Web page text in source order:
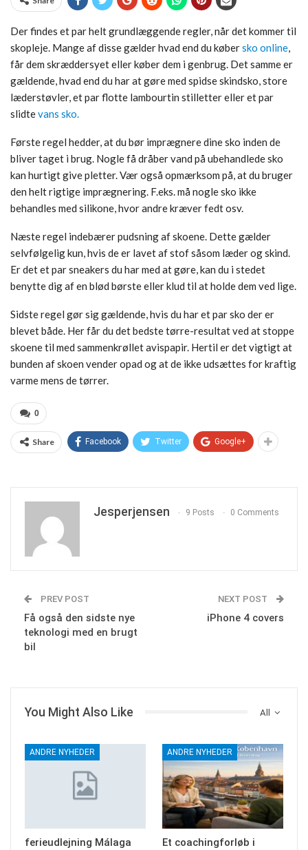
Der findes et par helt grundlæggende regler, når det kommer til
skopleje. Mange af disse gælder hvad end du købersko online,
får dem skræddersyet eller køber dem i genbrug. Det samme er
gældende, hvad end du har at gøre med spidse skindsko, store
læderstøvler, et par flotte lambourtin stilletter eller et par
slidtevans sko.
Første regel hedder, at du bør imprægnere dine sko inden de
bliver taget i brug. Nogle få dråber vand på ubehandlede sko
kan hurtigt give pletter. Vær også opmærksom på, at du bruger
den helt rigtige imprægnering. F.eks. må nogle sko ikke
behandles med silikone, hvor andre kræver fedt osv.
Næste regel indebærer pudsning af skoene. Dette gælder
selvfølgelig kun, hvis de er lavet af stof såsom læder og skind.
Er det et par sneakers du har med at gøre, kan du i stedet
benytte dig af en blød børste eller klud til at holde dem ved lige.
Sidste regel gør sig gældende, hvis du har et par sko der er
blevet både. Her får du det bedste tørre-resultat ved at stoppe
skoene til med sammenkrøllet avispapir. Hertil er det vigtigt at
bunden af skoen vender opad og at de ikke udsættes for kraftig
varme mens de tørrer.
0
Share Facebook Twitter Google+
Jesperjensen 9 Posts 0 Comments
PREV POST
Få også den sidste nye
teknologi med en brugt
bil
NEXT POST
iPhone 4 covers
All
You Might Also Like
ANDRE NYHEDER
ferieudlejning Málaga
ANDRE NYHEDER
Et coachingforløb i